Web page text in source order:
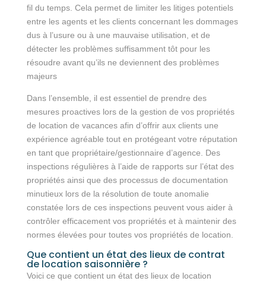
fil du temps. Cela permet de limiter les litiges potentiels
entre les agents et les clients concernant les dommages
dus à l’usure ou à une mauvaise utilisation, et de
détecter les problèmes suffisamment tôt pour les
résoudre avant qu’ils ne deviennent des problèmes
majeurs
Dans l’ensemble, il est essentiel de prendre des
mesures proactives lors de la gestion de vos propriétés
de location de vacances afin d’offrir aux clients une
expérience agréable tout en protégeant votre réputation
en tant que propriétaire/gestionnaire d’agence. Des
inspections régulières à l’aide de rapports sur l’état des
propriétés ainsi que des processus de documentation
minutieux lors de la résolution de toute anomalie
constatée lors de ces inspections peuvent vous aider à
contrôler efficacement vos propriétés et à maintenir des
normes élevées pour toutes vos propriétés de location.
Que contient un état des lieux de contrat
de location saisonnière ?
Voici ce que contient un état des lieux de location